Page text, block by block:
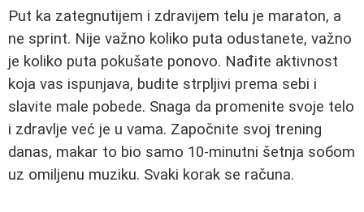
Put ka zategnutijem i zdravijem telu je maraton, a
ne sprint. Nije važno koliko puta odustanete, važno
je koliko puta pokušate ponovo. Nađite aktivnost
koja vas ispunjava, budite strpljivi prema sebi i
slavite male pobede. Snaga da promenite svoje telo
i zdravlje već je u vama. Započnite svoj trening
danas, makar to bio samo 10-minutni šetnjа soбom
uz omiljenu muziku. Svaki korak se računa.